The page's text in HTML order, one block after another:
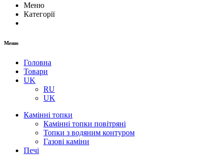
Меню
Категорії
Меню
Головна
Товари
UK
RU
UK
Камінні топки
Камінні топки повітряні
Топки з водяним контуром
Газові каміни
Печі